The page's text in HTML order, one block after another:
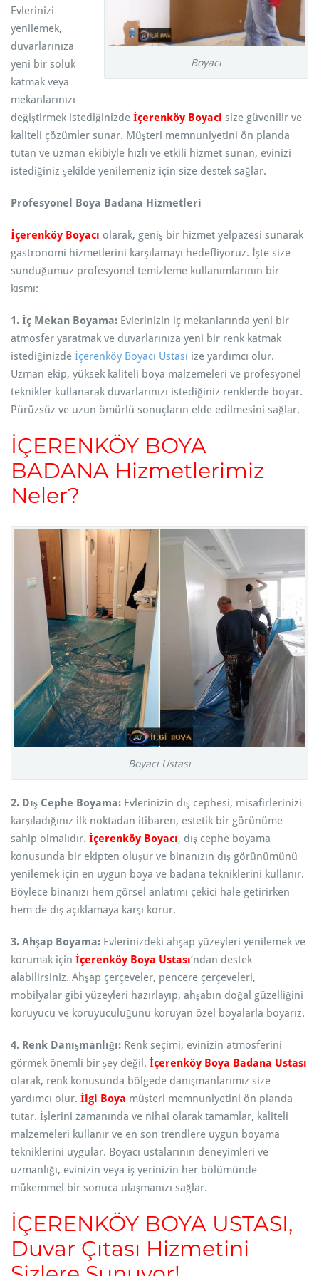
Boyacı
Evlerinizi
yenilemek,
duvarlarınıza
yeni bir soluk
katmak veya
mekanlarınızı
değiştirmek istediğinizde İçerenköy Boyaci size güvenilir ve
kaliteli çözümler sunar. Müşteri memnuniyetini ön planda
tutan ve uzman ekibiyle hızlı ve etkili hizmet sunan, evinizi
istediğiniz şekilde yenilemeniz için size destek sağlar.
Profesyonel Boya Badana Hizmetleri
İçerenköy Boyacı olarak, geniş bir hizmet yelpazesi sunarak
gastronomi hizmetlerini karşılamayı hedefliyoruz. İşte size
sunduğumuz profesyonel temizleme kullanımlarının bir
kısmı:
1. İç Mekan Boyama: Evlerinizin iç mekanlarında yeni bir
atmosfer yaratmak ve duvarlarınıza yeni bir renk katmak
istediğinizde İçerenköy Boyacı Ustası ize yardımcı olur.
Uzman ekip, yüksek kaliteli boya malzemeleri ve profesyonel
teknikler kullanarak duvarlarınızı istediğiniz renklerde boyar.
Pürüzsüz ve uzun ömürlü sonuçların elde edilmesini sağlar.
İÇERENKÖY BOYA
BADANA Hizmetlerimiz
Neler?
Boyacı Ustası
2. Dış Cephe Boyama: Evlerinizin dış cephesi, misafirlerinizi
karşıladığınız ilk noktadan itibaren, estetik bir görünüme
sahip olmalıdır. İçerenköy Boyacı, dış cephe boyama
konusunda bir ekipten oluşur ve binanızın dış görünümünü
yenilemek için en uygun boya ve badana tekniklerini kullanır.
Böylece binanızı hem görsel anlatımı çekici hale getirirken
hem de dış açıklamaya karşı korur.
3. Ahşap Boyama: Evlerinizdeki ahşap yüzeyleri yenilemek ve
korumak için İçerenköy Boya Ustası‘ndan destek
alabilirsiniz. Ahşap çerçeveler, pencere çerçeveleri,
mobilyalar gibi yüzeyleri hazırlayıp, ahşabın doğal güzelliğini
koruyucu ve koruyuculuğunu koruyan özel boyalarla boyarız.
4. Renk Danışmanlığı: Renk seçimi, evinizin atmosferini
görmek önemli bir şey değil. İçerenköy Boya Badana Ustası
olarak, renk konusunda bölgede danışmanlarımız size
yardımcı olur. İlgi Boya müşteri memnuniyetini ön planda
tutar. İşlerini zamanında ve nihai olarak tamamlar, kaliteli
malzemeleri kullanır ve en son trendlere uygun boyama
tekniklerini uygular. Boyacı ustalarının deneyimleri ve
uzmanlığı, evinizin veya iş yerinizin her bölümünde
mükemmel bir sonuca ulaşmanızı sağlar.
İÇERENKÖY BOYA USTASI,
Duvar Çıtası Hizmetini